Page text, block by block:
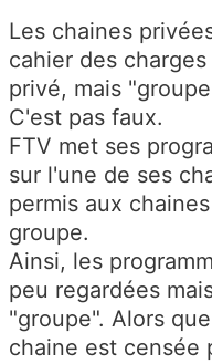
Les chaines
cahier des
privé, mais
C'est pas faux.
FTV met ses
sur l'une de ses
permis aux
groupe.
Ainsi, les
peu regardées
"groupe". Alors
chaine est censée